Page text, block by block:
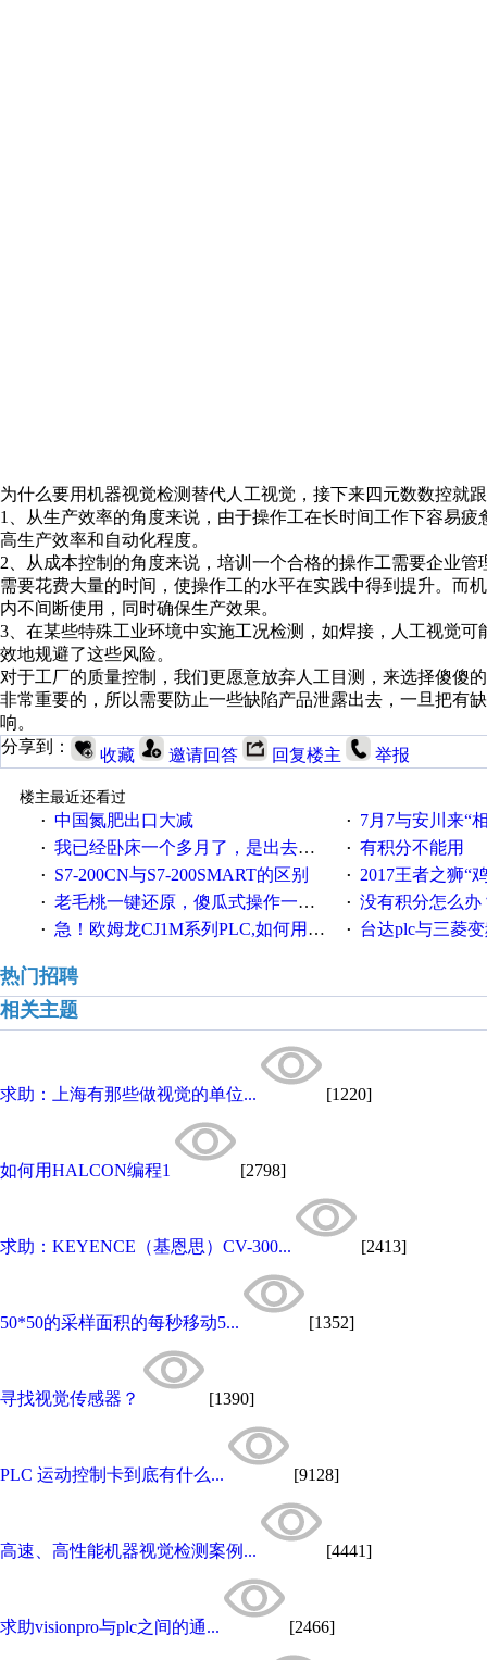
为什么要用机器视觉检测替代人工视觉，接下来四元数数控就
1、从生产效率的角度来说，由于操作工在长时间工作下容易
高生产效率和自动化程度。
2、从成本控制的角度来说，培训一个合格的操作工需要企业
需要花费大量的时间，使操作工的水平在实践中得到提升。而
内不间断使用，同时确保生产效果。
3、在某些特殊工业环境中实施工况检测，如焊接，人工视觉
效地规避了这些风险。
对于工厂的质量控制，我们更愿意放弃人工目测，来选择傻傻
非常重要的，所以需要防止一些缺陷产品泄露出去，一旦把有
响。
分享到：
收藏 邀请回答 回复楼主 举报
楼主最近还看过
· 中国氮肥出口大减 · 7月7与安川来“
· 我已经卧床一个多月了，是出去安装机械手在高速遭遇车祸所致:大家工作都要特别注意啊 · 有积分不能用
· S7-200CN与S7-200SMART的区别 · 2017王者之狮“鸡”情签到
· 老毛桃一键还原，傻瓜式操作一键轻松备份还原；程序为向导式安装，一键即可实现自动备份或还原系统。 · 没有积分怎么办
· 急！欧姆龙CJ1M系列PLC,如何用时间控制变频器。要求时间在组态王中可以自由输入！拜托各位大神了！ · 台达plc与三菱
热门招聘
相关主题
求助：上海有那些做视觉的单位... [1220]
如何用HALCON编程1 [2798]
求助：KEYENCE（基恩思）CV-300... [2413]
50*50的采样面积的每秒移动5... [1352]
寻找视觉传感器？ [1390]
PLC 运动控制卡到底有什么... [9128]
高速、高性能机器视觉检测案例... [4441]
求助visionpro与plc之间的通... [2466]